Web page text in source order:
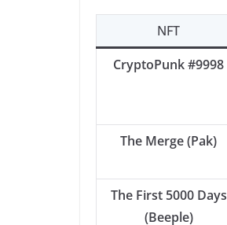
NFT
CryptoPunk #9998
The Merge (Pak)
The First 5000 Days
(Beeple)